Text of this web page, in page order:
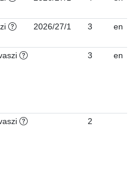
2026/27/1 3 en
3 en
2